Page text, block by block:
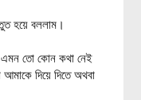
হয়ে বললাম।
এমন তো কোন কথা নেই
দিয়ে দিতে অথবা